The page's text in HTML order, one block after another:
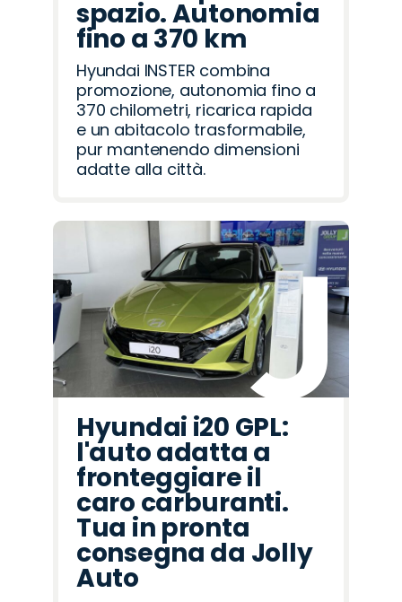
spazio. Autonomia
fino a 370 km
Hyundai INSTER combina
promozione, autonomia fino a
370 chilometri, ricarica rapida
e un abitacolo trasformabile,
pur mantenendo dimensioni
adatte alla città.
Hyundai i20 GPL:
l'auto adatta a
fronteggiare il
caro carburanti.
Tua in pronta
consegna da Jolly
Auto